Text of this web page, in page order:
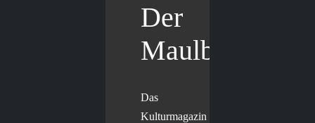
Der
Maulbär
Das
Kulturmagazin